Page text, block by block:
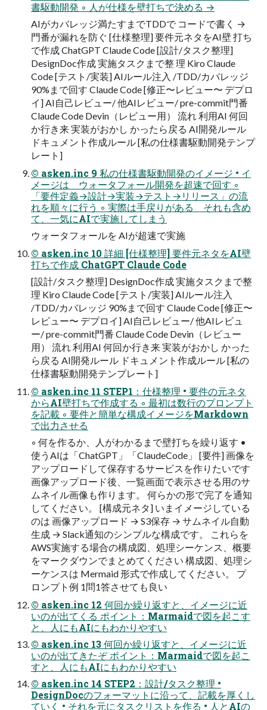
書駆動開発 ◦ 人が仕様を壁打ちで決める →
AIがカバレッジ満たすまでTDDで コードで書く →
門番が漏れを防ぐ [仕様整理] 要件元ネタをAI壁 打ち
で作成 ChatGPT Claude Code [設計/タスク整理]
DesignDoc作成 実施タスクまで整 理 Kiro Claude
Code [テスト/実装] AIルール注入 /TDD/カバレッジ
90%まで回す Claude Code [修正〜レビュー〜 デプロ
イ] AI自己レビュー/ 他AIレビュー/ pre-commit門番
Claude Code Devin（レビュー用） 流れ 利用AI 何回
か行き来 実装がおかし かったら戻る AI開発ルール
ドキュメント作成ルール [私の仕様書駆動開発テンプ
レート]
© asken.inc 9 私の仕様書駆動開発のイメージ • イ
メージは ウォータフォール開発を超速で回す ◦
「要件定義→設計→実装→テスト→リリース」の流
れを順々に行う ◦ 実際は手戻りがある それも含め
て、一気にAIで実施してしまう
ウォータフォールを AIが超速で実施
© asken.inc 10 詳細 [仕様整理] 要件元ネタをAI壁
打ちで作成 ChatGPT Claude Code
[設計/タスク整理] DesignDoc作成 実施タスクまで整
理 Kiro Claude Code [テスト/実装] AIルール注入
/TDD/カバレッジ 90%まで回す Claude Code [修正〜
レビュー〜 デプロイ] AI自己レビュー/ 他AIレビュ
ー/ pre-commit門番 Claude Code Devin（レビュー
用） 流れ 利用AI 何回か行き来 実装がおかし かった
ら戻る AI開発ルール ドキュメント作成ルール [私の
仕様書駆動開発テンプレート]
© asken.inc 11 STEP1：仕様整理 • 要件の元ネタ
からAI壁打ちで作成する ◦ 最初は数行のプロンプト
を記載 ◦ 要件と簡単な構成イメージをMarkdown
で出力させる
◦ 何を作るか、人がわかるまで壁打ちを繰り返す •
使うAIは「ChatGPT」「ClaudeCode」 [要件] 画像を
アップロードして保存するサービスを作りたいです
画像アップロード後、一覧画面で表示させる用のサ
ムネイル画像も作ります。 何らかの形で完了を通知
してください。 [構成元ネタ] いまイメージしている
のは 画像アップロード → S3保存 → サムネイル自動
生成 → Slack通知のシンプルな構成です。 これらを
AWS実施する場合の構成図、処理シーケンス、概要
をマークダウンでまとめてください 構成図、処理シ
ーケンスは Mermaid 形式で作成してください。 プ
ロンプト例 1問1答させても良い
© asken.inc 12 何回か繰り返すと、イメージに近
いのが出てくる ポイント：Marmaidで図を起こす
と、人にもAIにもわかりやすい
© asken.inc 13 何回か繰り返すと、イメージに近
いのが出てきたぞ ポイント：Marmaidで図を起こ
すと、人にもAIにもわかりやすい
© asken.inc 14 STEP2：設計/タスク整理 •
DesignDocのフォーマットに沿って、記載を厚くし
ていく • それを元にタスクリストを作る • 人とAIの